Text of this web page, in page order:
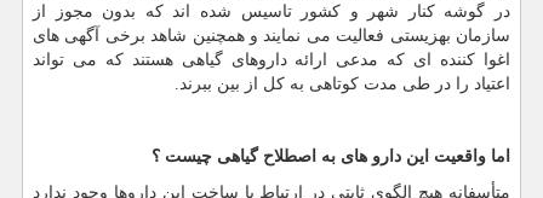
در گوشه کنار شهر و کشور تاسیس شده اند که بدون مجوز از
سازمان بهزیستی فعالیت می نمایند و همچنین شاهد برخی آگهی های
اغوا کننده ای که مدعی ارائه داروهای گیاهی هستند که می تواند
اعتیاد را در طی مدت کوتاهی به کل از بین ببرند.
اما واقعیت این دارو های به اصطلاح گیاهی چیست ؟
متأسفانه هیچ الگوی ثابتی در ارتباط با ساخت این داروها وجود ندارد